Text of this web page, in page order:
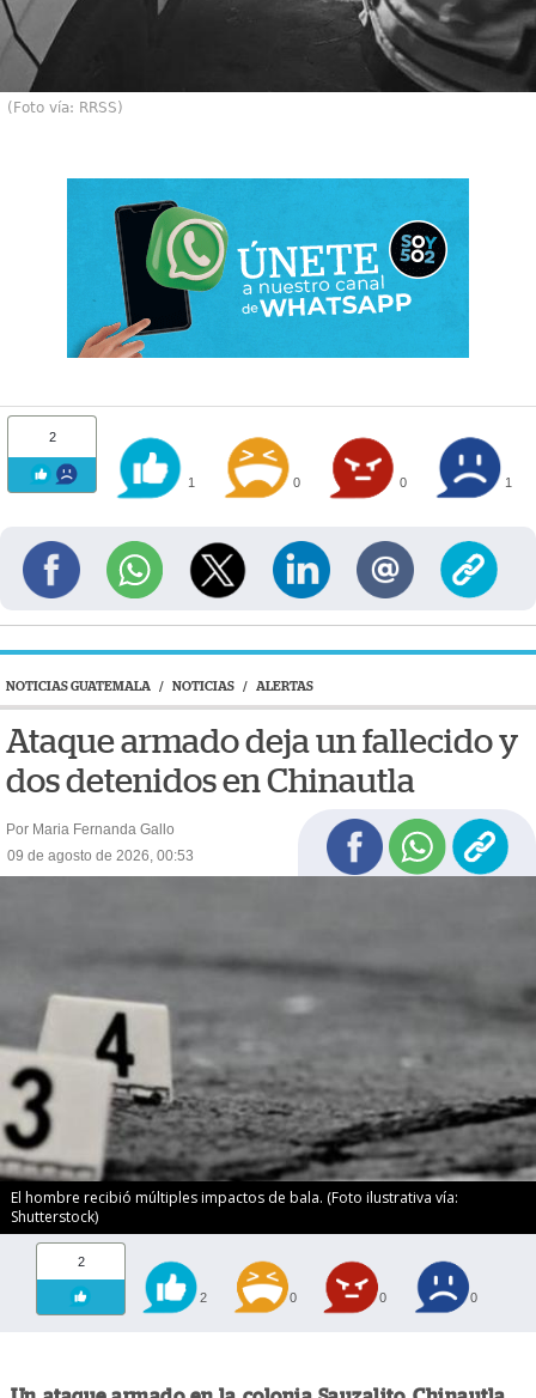
(Foto vía: RRSS)
2
1 0 0 1
NOTICIAS GUATEMALA / NOTICIAS / ALERTAS
Ataque armado deja un fallecido y
dos detenidos en Chinautla
Por Maria Fernanda Gallo
09 de agosto de 2026, 00:53
El hombre recibió múltiples impactos de bala. (Foto ilustrativa vía:
Shutterstock)
2
2 0 0 0